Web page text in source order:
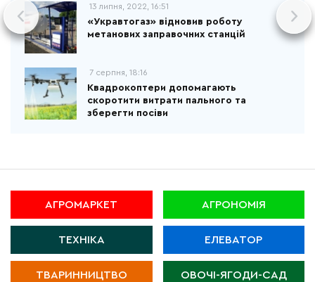
13 липня, 2022, 16:51
«Укравтогаз» відновив роботу
метанових заправочних станцій
7 серпня, 18:16
Квадрокоптери допомагають
скоротити витрати пального та
зберегти посіви
АГРОМАРКЕТ АГРОНОМІЯ
ТЕХНІКА ЕЛЕВАТОР
ТВАРИННИЦТВО ОВОЧІ-ЯГОДИ-САД